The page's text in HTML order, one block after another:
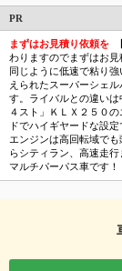
PR
まずはお見積り依頼を
わりますのでまずはお
同じように低速で粘り
えられたスーパーシェ
す。ライバルとの違い
４スト」ＫＬＸ２５０
ドでハイギヤードな設
エンジンは高回転域で
らシティラン、高速走
マルチパーパス車です！